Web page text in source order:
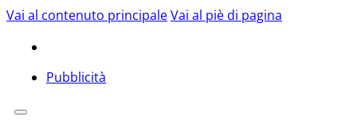
Vai al contenuto principaleVai al piè di pagina
Pubblicità